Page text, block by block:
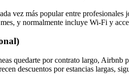
vez más popular entre
y normalmente incluye Wi-Fi y
quedarte por contrato largo, Airbnb
descuentos por estancias largas,